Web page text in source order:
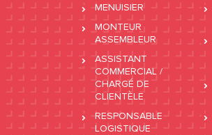
MENUISIER
MONTEUR
ASSEMBLEUR
ASSISTANT
COMMERCIAL /
CHARGÉ DE
CLIENTÈLE
RESPONSABLE
LOGISTIQUE